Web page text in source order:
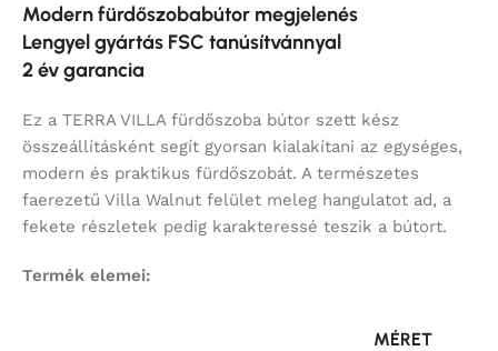
Modern fürdőszobabútor megjelenés
Lengyel gyártás FSC tanúsítvánnyal
2 év garancia
Ez a TERRA VILLA fürdőszoba bútor szett kész
összeállításként segít gyorsan kialakítani az egységes,
modern és praktikus fürdőszobát. A természetes
faerezetű Villa Walnut felület meleg hangulatot ad, a
fekete részletek pedig karakteressé teszik a bútort.
Termék elemei:
MÉRET